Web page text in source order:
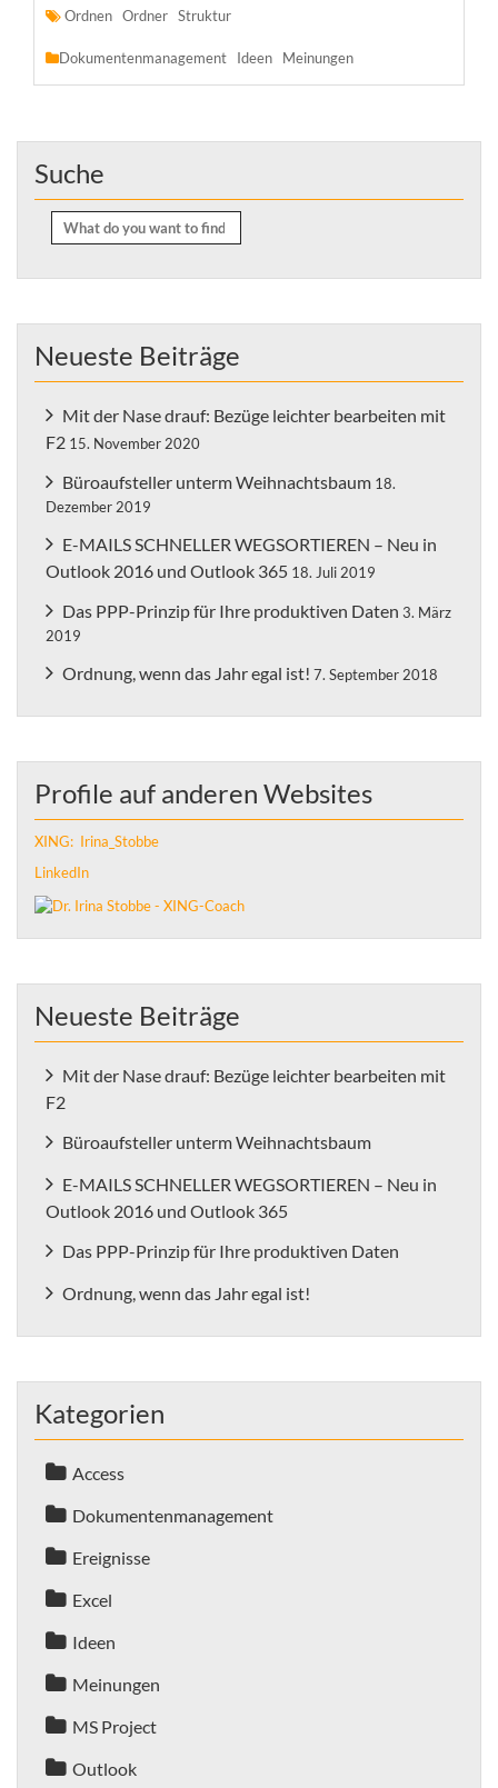
Ordnen Ordner Struktur
Dokumentenmanagement Ideen Meinungen
Suche
Search
for:
Neueste Beiträge
Mit der Nase drauf: Bezüge leichter bearbeiten mit
F2 15. November 2020
Büroaufsteller unterm Weihnachtsbaum 18.
Dezember 2019
E-MAILS SCHNELLER WEGSORTIEREN – Neu in
Outlook 2016 und Outlook 365 18. Juli 2019
Das PPP-Prinzip für Ihre produktiven Daten 3. März
2019
Ordnung, wenn das Jahr egal ist! 7. September 2018
Profile auf anderen Websites
XING: Irina_Stobbe
LinkedIn
Neueste Beiträge
Mit der Nase drauf: Bezüge leichter bearbeiten mit
F2
Büroaufsteller unterm Weihnachtsbaum
E-MAILS SCHNELLER WEGSORTIEREN – Neu in
Outlook 2016 und Outlook 365
Das PPP-Prinzip für Ihre produktiven Daten
Ordnung, wenn das Jahr egal ist!
Kategorien
Access
Dokumentenmanagement
Ereignisse
Excel
Ideen
Meinungen
MS Project
Outlook